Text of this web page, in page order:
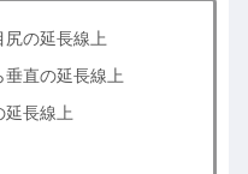
の延長線上
直の延長線上
長線上